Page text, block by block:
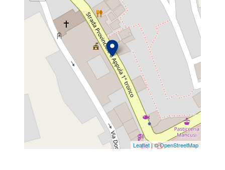
Leaflet| ©OpenStreetMap